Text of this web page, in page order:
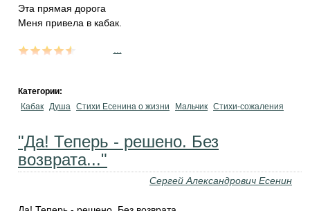
Эта прямая дорога
Меня привела в кабак.
Категории:
Кабак Душа Стихи Есенина о жизни Мальчик Стихи-сожаления
"Да! Теперь - решено. Без
возврата..."
Сергей Александрович Есенин